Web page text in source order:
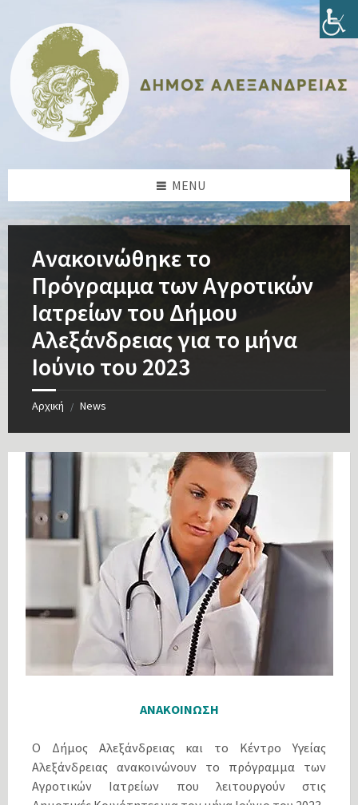
content
sidebar
sidebar
footer
MENU
Ανακοινώθηκε το
Πρόγραμμα των Αγροτικών
Ιατρείων του Δήμου
Αλεξάνδρειας για το μήνα
Ιούνιο του 2023
Αρχική / News
ΑΝΑΚΟΙΝΩΣΗ
Ο Δήμος Αλεξάνδρειας και το Κέντρο Υγείας
Αλεξάνδρειας ανακοινώνουν το πρόγραμμα των
Αγροτικών Ιατρείων που λειτουργούν στις